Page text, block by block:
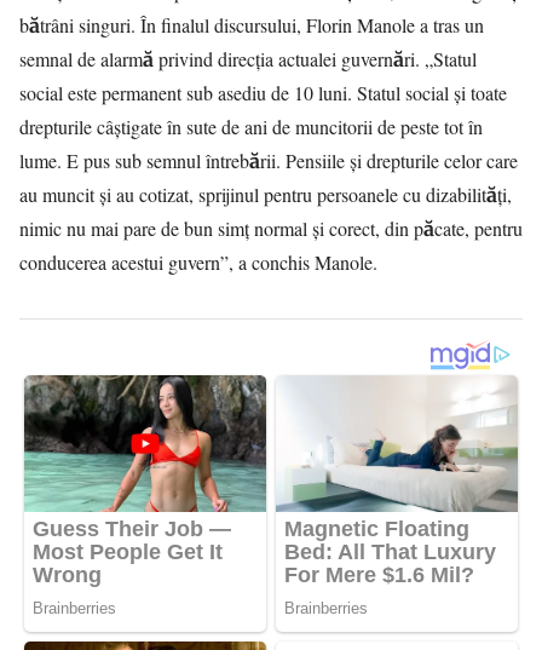
bătrâni singuri. În finalul discursului, Florin Manole a tras un
semnal de alarmă privind direcția actualei guvernări. „Statul
social este permanent sub asediu de 10 luni. Statul social și toate
drepturile câștigate în sute de ani de muncitorii de peste tot în
lume. E pus sub semnul întrebării. Pensiile și drepturile celor care
au muncit și au cotizat, sprijinul pentru persoanele cu dizabilități,
nimic nu mai pare de bun simț normal și corect, din păcate, pentru
conducerea acestui guvern”, a conchis Manole.